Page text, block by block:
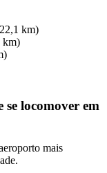
km)
km)
se locomover em
mais